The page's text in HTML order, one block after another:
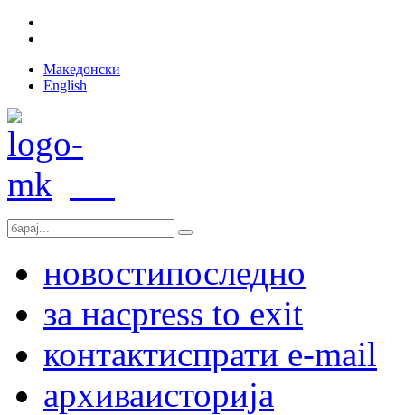
Македонски
English
новостипоследно
за насpress to exit
контактиспрати e-mail
архиваисторија